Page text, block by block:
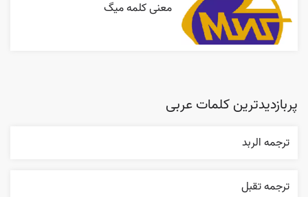
معنی کلمه میگ
پربازدیدترین کلمات عربی
ترجمه الربد
ترجمه تقبل